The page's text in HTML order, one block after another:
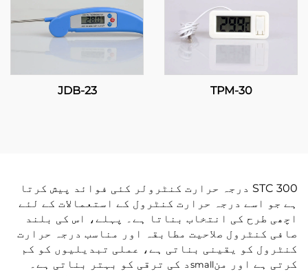
TPM-30
JDB-23
STC 300 درجہ حرارت کنٹرولر کئی فوائد پیش کرتا
ہے جو اسے درجہ حرارت کنٹرول کے استعمالات کے لئے
اچھی طرح کی انتخاب بناتا ہے۔ پہلے، اس کی بلند
صافی کنٹرول صلاحیت مطابقہ اور مناسب درجہ حرارت
کنٹرول کو یقینی بناتی ہے، عملی تبدیلیوں کو کم
کرتی ہے اور منsmall د کی ترقی کو بہتر بناتی ہے۔